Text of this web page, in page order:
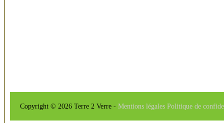
Copyright © 2026 Terre 2 Verre - Mentions légales Politique de